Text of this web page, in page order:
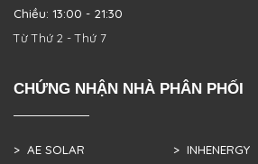
Chiều: 13:00 - 21:30
Từ Thứ 2 - Thứ 7
CHỨNG NHẬN NHÀ PHÂN PHỐI
> AE SOLAR
> INHENERGY